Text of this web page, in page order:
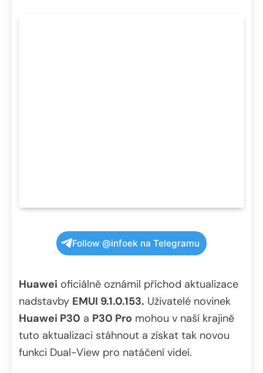
Follow @infoek na Telegramu
Huawei oficiálně oznámil příchod aktualizace
nadstavby EMUI 9.1.0.153. Uživatelé novinek
Huawei P30 a P30 Pro mohou v naší krajině
tuto aktualizaci stáhnout a získat tak novou
funkci Dual-View pro natáčení videí.